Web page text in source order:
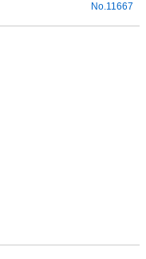
No.11667